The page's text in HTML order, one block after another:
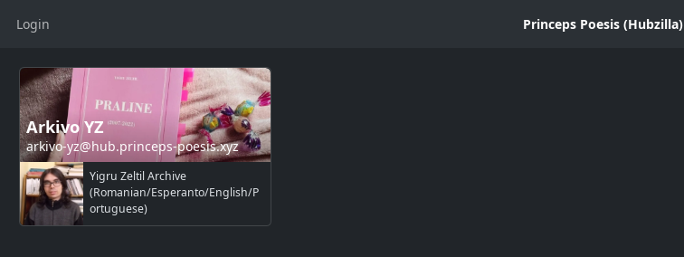
Login Princeps Poesis (Hubzilla)
Arkivo YZ
arkivo-yz@hub.princeps-poesis.xyz
Yigru Zeltil Archive
(Romanian/Esperanto/English/P
ortuguese)